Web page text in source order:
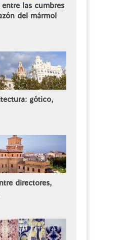
las cumbres
del mármol
gótico,
directores,